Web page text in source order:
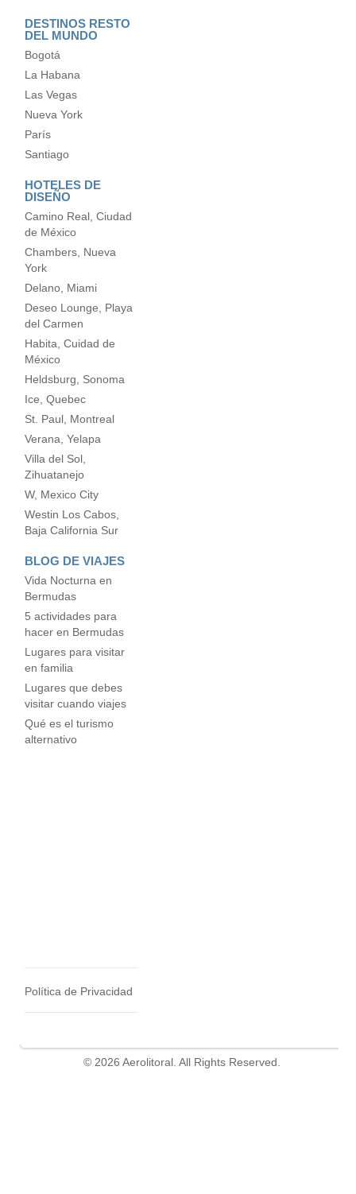
DESTINOS RESTO
DEL MUNDO
Bogotá
La Habana
Las Vegas
Nueva York
París
Santiago
HOTELES DE
DISEÑO
Camino Real, Ciudad
de México
Chambers, Nueva
York
Delano, Miami
Deseo Lounge, Playa
del Carmen
Habita, Cuidad de
México
Heldsburg, Sonoma
Ice, Quebec
St. Paul, Montreal
Verana, Yelapa
Villa del Sol,
Zihuatanejo
W, Mexico City
Westin Los Cabos,
Baja California Sur
BLOG DE VIAJES
Vida Nocturna en
Bermudas
5 actividades para
hacer en Bermudas
Lugares para visitar
en familia
Lugares que debes
visitar cuando viajes
Qué es el turismo
alternativo
Política de Privacidad
© 2026 Aerolitoral. All Rights Reserved.